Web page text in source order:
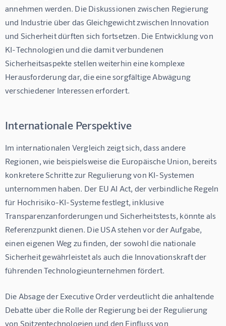
annehmen werden. Die Diskussionen zwischen Regierung
und Industrie über das Gleichgewicht zwischen Innovation
und Sicherheit dürften sich fortsetzen. Die Entwicklung von
KI-Technologien und die damit verbundenen
Sicherheitsaspekte stellen weiterhin eine komplexe
Herausforderung dar, die eine sorgfältige Abwägung
verschiedener Interessen erfordert.
Internationale Perspektive
Im internationalen Vergleich zeigt sich, dass andere
Regionen, wie beispielsweise die Europäische Union, bereits
konkretere Schritte zur Regulierung von KI-Systemen
unternommen haben. Der EU AI Act, der verbindliche Regeln
für Hochrisiko-KI-Systeme festlegt, inklusive
Transparenzanforderungen und Sicherheitstests, könnte als
Referenzpunkt dienen. Die USA stehen vor der Aufgabe,
einen eigenen Weg zu finden, der sowohl die nationale
Sicherheit gewährleistet als auch die Innovationskraft der
führenden Technologieunternehmen fördert.
Die Absage der Executive Order verdeutlicht die anhaltende
Debatte über die Rolle der Regierung bei der Regulierung
von Spitzentechnologien und den Einfluss von